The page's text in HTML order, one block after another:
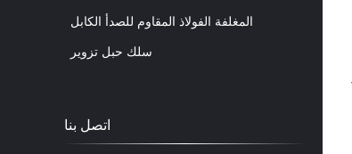
المغلفة الفولاذ المقاوم للصدأ الكابل
سلك حبل تزوير
اتصل بنا